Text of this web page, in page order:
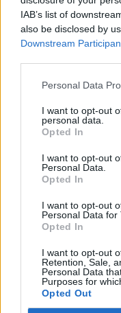
IAB’s list of
also be disclosed by
Downstream
Personal Data
I want to opt-out
personal data.
Opted In
I want to opt-out
Personal Data.
Opted In
I want to opt-out
Personal Data for
Opted In
I want to opt-out
Retention, Sale,
Personal Data
Purposes for
Opted Out
Η ταινία
καριέρα
Έβαλαν
Το
ΕΥ ΖΗΝ
θέση (και
ΕΥ ΖΗΝ
ΘΕΜΑΤΑ
Το
βρέθηκε